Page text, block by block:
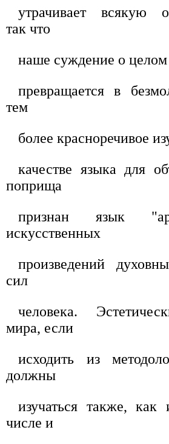
утрачивает всякую
так что
наше суждение о
превращается в
тем
более красноречивое
качестве языка для
поприща
признан язык
искусственных
произведений
сил
человека.
мира, если
исходить из
должны
изучаться также,
числе и